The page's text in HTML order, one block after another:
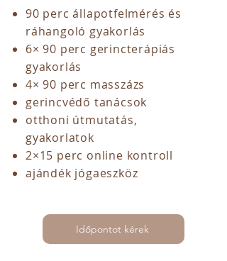
90 perc állapotfelmérés és
ráhangoló gyakorlás
6× 90 perc gerincterápiás
gyakorlás
4× 90 perc masszázs
gerincvédő tanácsok
otthoni útmutatás,
gyakorlatok
2×15 perc online kontroll
ajándék jógaeszköz
Időpontot kérek